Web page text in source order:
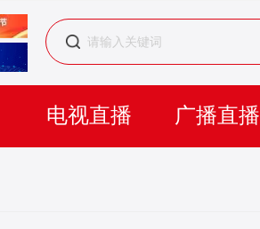
电视直播 广播直播